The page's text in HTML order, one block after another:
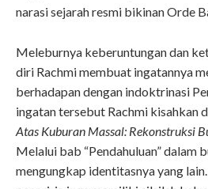
narasi sejarah resmi bikinan Orde
Meleburnya keberuntungan dan
diri Rachmi membuat ingatannya
berhadapan dengan indoktrinasi
ingatan tersebut Rachmi kisahkan
Atas Kuburan Massal: Rekonstruksi
Melalui bab “Pendahuluan” dalam
mengungkap identitasnya yang